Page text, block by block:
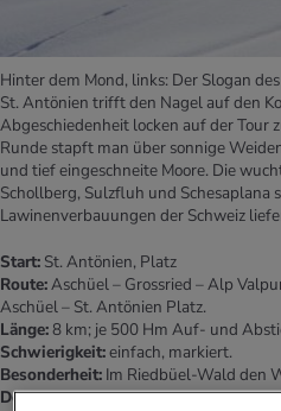
Hinter dem Mond, links: Der Slogan
St. Antönien trifft den Nagel auf den
Abgeschiedenheit locken auf der Tour
Runde stapft man über sonnige
und tief eingeschneite Moore. Die
Schollberg, Sulzfluh und Schesaplana
Lawinenverbauungen der Schweiz
Start: St. Antönien, Platz
Route:Aschüel – Grossried – Alp
Aschüel – St. Antönien Platz.
Länge:8 km; je 500 Hm Auf- und
Schwierigkeit:einfach, markiert.
Besonderheit: Im Riedbüel-Wald den
Download:GPX-Route St. Antönien –